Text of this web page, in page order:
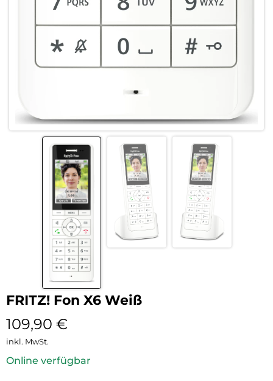
FRITZ! Fon X6 Weiß
109,90 €
inkl. MwSt.
Online verfügbar